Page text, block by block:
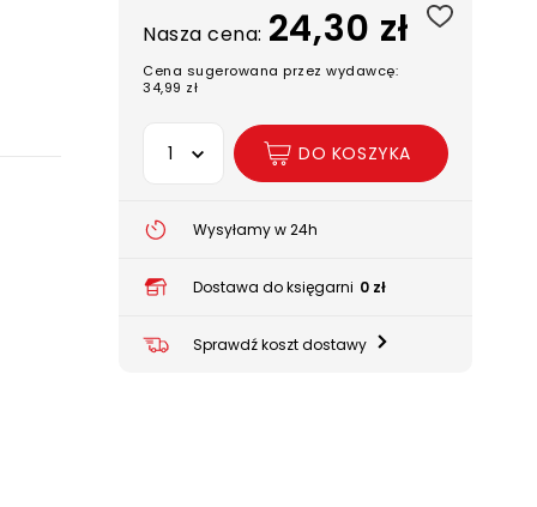
Nasza cena: 24,30 zł
Cena sugerowana przez wydawcę:
34,99 zł
Wybierz opcję
DO KOSZYKA
Wysyłamy w 24h
Dostawa do księgarni 0 zł
Sprawdź koszt dostawy